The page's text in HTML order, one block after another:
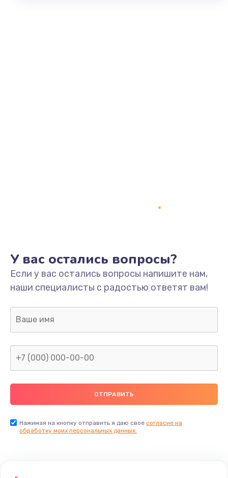
У вас остались вопросы?
Если у вас остались вопросы напишите нам,
наши специалисты с радостью ответят вам!
Нажимая на кнопку отправить я даю свое согласие на
обработку моих персональных данных.